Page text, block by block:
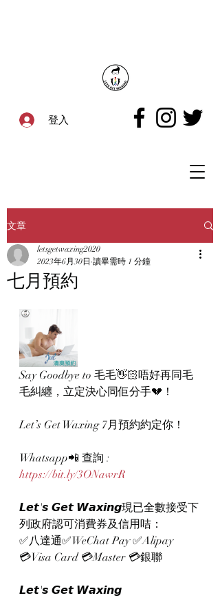
登入
文章
七月預約
letsgetwaxing2020
2023年6月30日 讀畢需時 1 分鐘
Say Goodbye to 毛毛👋🏻唔好再同毛
毛糾纏，立定決心同佢分手💔！
Let’s Get Waxing 7月預約約定你！
Whatsapp📲 查詢 :
https://bit.ly/3ONawrR
𝙇𝙚𝙩'𝙨 𝙂𝙚𝙩 𝙒𝙖𝙭𝙞𝙣𝙜現已全數接受下
列政府認可消費券及信用咭：
✅八達通✅WeChat Pay ✅Alipay
💳Visa Card 💳Master 💳銀聯
𝙇𝙚𝙩'𝙨 𝙂𝙚𝙩 𝙒𝙖𝙭𝙞𝙣𝙜